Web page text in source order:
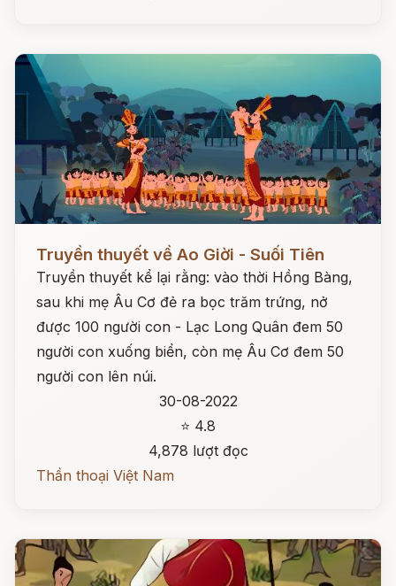
Đọc ngay
Truyền thuyết về Ao Giời - Suối Tiên
Truyền thuyết kể lại rằng: vào thời Hồng Bàng,
sau khi mẹ Âu Cơ đẻ ra bọc trăm trứng, nở
được 100 người con - Lạc Long Quân đem 50
người con xuống biển, còn mẹ Âu Cơ đem 50
người con lên núi.
30-08-2022
⭐ 4.8
4,878 lượt đọc
Thần thoại Việt Nam